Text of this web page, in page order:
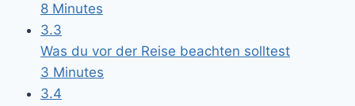
8 Minutes
3.3
Was du vor der Reise beachten solltest
3 Minutes
3.4